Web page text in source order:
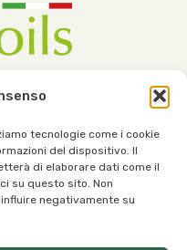
tecnologie come i cookie
del dispositivo. Il
di elaborare dati come il
su questo sito. Non
negativamente su
Roncà (VR) Italie